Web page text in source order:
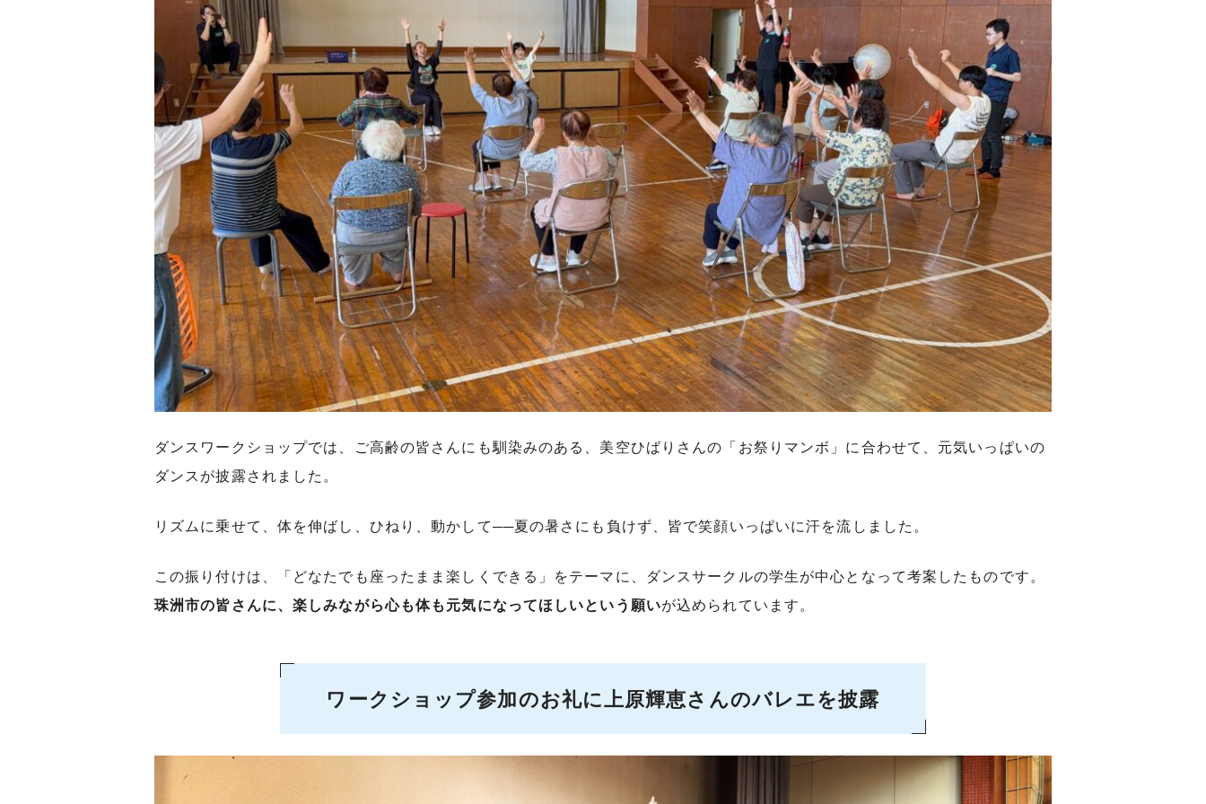
ダンスワークショップでは、ご高齢の皆さんにも馴染みのある、美空ひばりさんの「お祭りマンボ」に合わせて、元気いっぱいの
ダンスが披露されました。
リズムに乗せて、体を伸ばし、ひねり、動かして──夏の暑さにも負けず、皆で笑顔いっぱいに汗を流しました。
この振り付けは、「どなたでも座ったまま楽しくできる」をテーマに、ダンスサークルの学生が中心となって考案したものです。
珠洲市の皆さんに、楽しみながら心も体も元気になってほしいという願いが込められています。
ワークショップ参加のお礼に上原輝恵さんのバレエを披露